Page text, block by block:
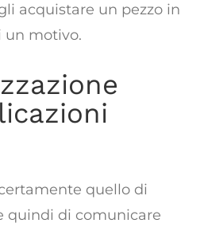
acquistare un pezzo in
un motivo.
quello di
quindi di comunicare